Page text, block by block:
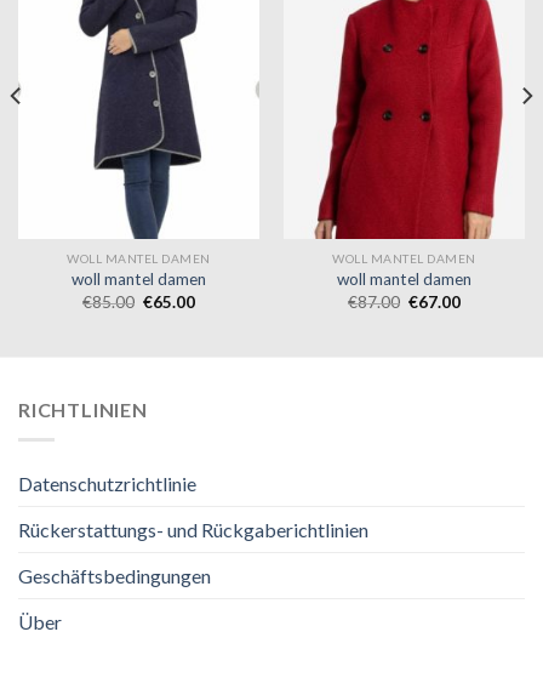
WOLL MANTEL DAMEN
woll mantel damen
€85.00 €65.00
WOLL MANTEL DAMEN
woll mantel damen
€87.00 €67.00
RICHTLINIEN
Datenschutzrichtlinie
Rückerstattungs- und Rückgaberichtlinien
Geschäftsbedingungen
Über